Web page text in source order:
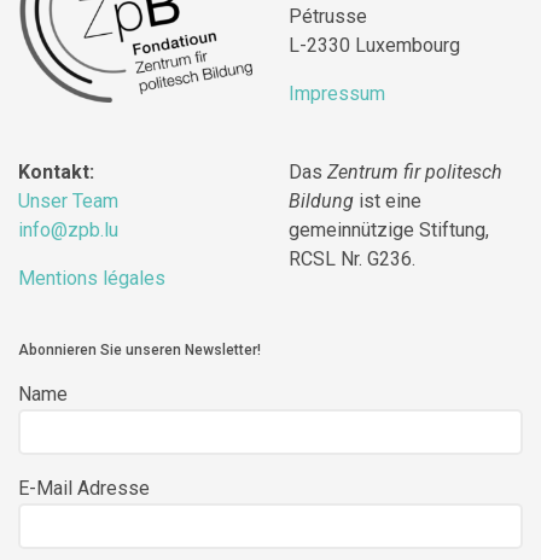
Pétrusse
L-2330 Luxembourg
Impressum
Kontakt:
Unser Team
info@zpb.lu
Mentions légales
Das Zentrum fir politesch
Bildung ist eine
gemeinnützige Stiftung,
RCSL Nr. G236.
Abonnieren Sie unseren Newsletter!
Name
E-Mail Adresse